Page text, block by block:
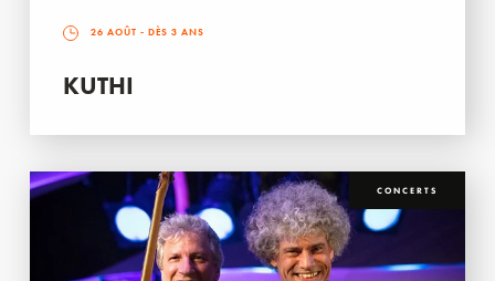
26 AOÛT - DÈS 3 ANS
KUTHI
CONCERTS